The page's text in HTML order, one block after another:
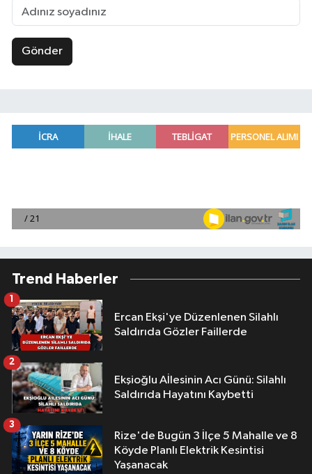
Gönder
Trend Haberler
Ercan Ekşi'ye Düzenlenen Silahlı
Saldırıda Gözler Faillerde
1
Ekşioğlu Aİlesinin Acı Günü: Silahlı
Saldırıda Hayatını Kaybetti
2
Rize'de Bugün 3 İlçe 5 Mahalle ve 8
Köyde Planlı Elektrik Kesintisi
Yaşanacak
3